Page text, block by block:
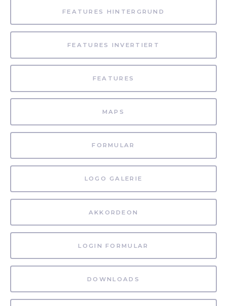
FEATURES HINTERGRUND
FEATURES INVERTIERT
FEATURES
MAPS
FORMULAR
LOGO GALERIE
AKKORDEON
LOGIN FORMULAR
DOWNLOADS